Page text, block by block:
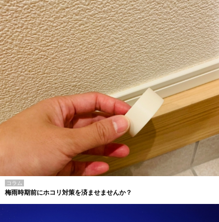
コラム
梅雨時期前にホコリ対策を済ませませんか？